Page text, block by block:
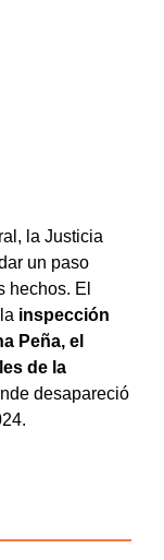
, la Justicia
un paso
hechos. El
inspección
Peña, el
de la
desapareció